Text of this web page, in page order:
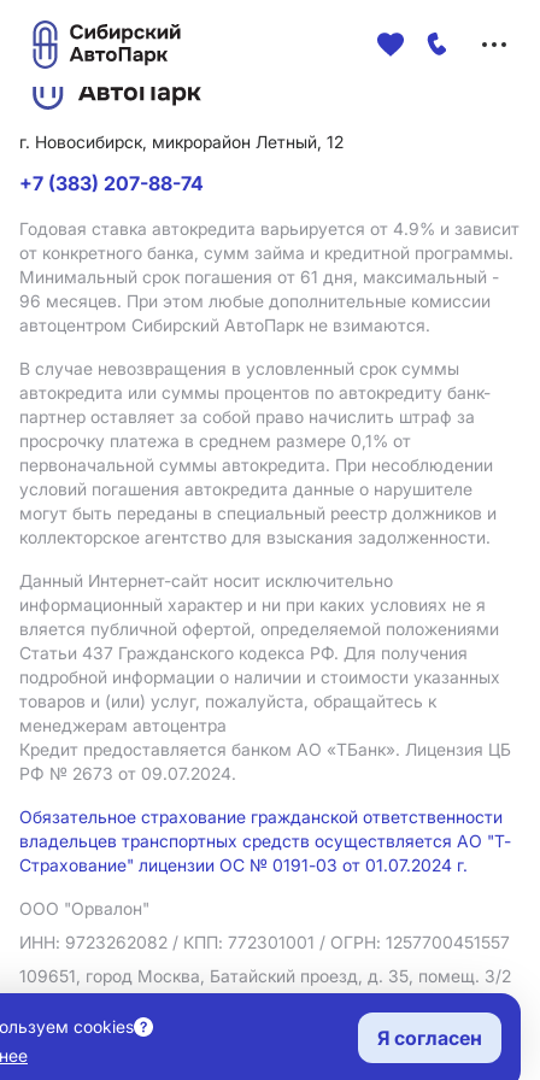
г. Новосибирск, микрорайон Летный, 12
+7 (383) 207-88-74
Годовая ставка автокредита варьируется от 4.9% и зависит
от конкретного банка, сумм займа и кредитной программы.
Минимальный срок погашения от 61 дня, максимальный -
96 месяцев. При этом любые дополнительные комиссии
автоцентром Сибирский АвтоПарк не взимаются.
В случае невозвращения в условленный срок суммы
автокредита или суммы процентов по автокредиту банк-
партнер оставляет за собой право начислить штраф за
просрочку платежа в среднем размере 0,1% от
первоначальной суммы автокредита. При несоблюдении
условий погашения автокредита данные о нарушителе
могут быть переданы в специальный реестр должников и
коллекторское агентство для взыскания задолженности.
Данный Интернет-сайт носит исключительно
информационный характер и ни при каких условиях не я
вляется публичной офертой, определяемой положениями
Статьи 437 Гражданского кодекса РФ. Для получения
подробной информации о наличии и стоимости указанных
товаров и (или) услуг, пожалуйста, обращайтесь к
менеджерам автоцентра
Кредит предоставляется банком АO «ТБанк». Лицензия ЦБ
РФ № 2673 от 09.07.2024.
Обязательное страхование гражданской ответственности
владельцев транспортных средств осуществляется АО "Т-
Страхование" лицензии ОС № 0191-03 от 01.07.2024 г.
ООО "Орвалон"
ИНН: 9723262082 / КПП: 772301001 / ОГРН: 1257700451557
109651, город Москва, Батайский проезд, д. 35, помещ. 3/2
Политика в отношении обработки персональных данных
Согласие на рекламную рассылку
Правовая информация
cookies
Я согласен